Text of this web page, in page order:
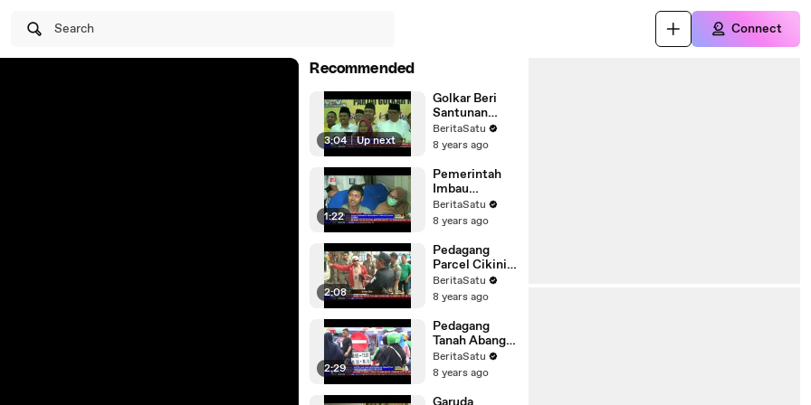
Search Connect
Recommended
3:04 | Up next
Golkar Beri
Santunan
kepada 5.000
Anak Yatim di
BeritaSatu
8 years ago
1:22
Pemerintah
Imbau
Masyarakat
Tidak Mudik
Sepeda Motor
BeritaSatu
8 years ago
2:08
Pedagang
Parcel Cikini
Mengamuk
Saat
BeritaSatu
8 years ago
2:29
Pedagang
Tanah Abang
Tidak Setuju
dengan
Dagang
BeritaSatu
8 years ago